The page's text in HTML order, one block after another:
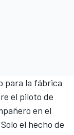
para la fábrica
el piloto de
en el
el hecho de